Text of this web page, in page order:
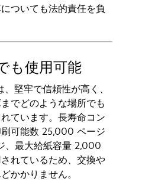
ついても法的責任を負
も使用可能
堅牢で信頼性が高く、
でどのような場所でも
ています。長寿命コン
可能数 25,000 ページ
、最大給紙容量 2,000
れているため、交換や
かかりません。